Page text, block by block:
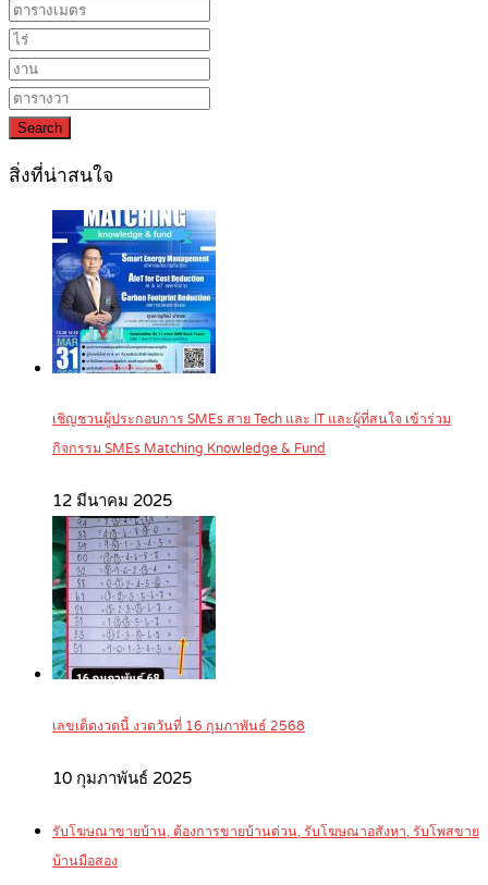
Search
สิ่งที่น่าสนใจ
เชิญชวนผู้ประกอบการ SMEs สาย Tech และ IT และผู้ที่สนใจ เข้าร่วม
กิจกรรม SMEs Matching Knowledge & Fund
12 มีนาคม 2025
เลขเด็ดงวดนี้ งวดวันที่ 16 กุมภาพันธ์ 2568
10 กุมภาพันธ์ 2025
รับโฆษณาขายบ้าน, ต้องการขายบ้านด่วน, รับโฆษณาอสังหา, รับโพสขาย
บ้านมือสอง